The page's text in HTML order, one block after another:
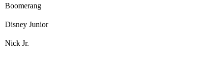
Boomerang
Disney Junior
Nick Jr.